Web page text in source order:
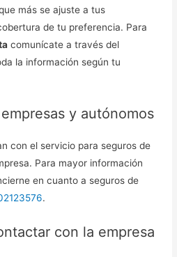
más se ajuste a tus
de tu preferencia. Para
comunícate a través del
la información según tu
y autónomos
con el servicio para seguros de
Para mayor información
en cuanto a seguros de
.
con la empresa